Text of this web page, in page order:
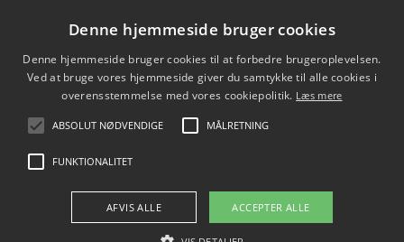
DTU Aqua - Institut for Akvatiske Ressourcer
Vejlsøvej 39
8600 Silkeborg
ffi@aqua.dtu.dk
FØLG OS PÅ
Denne hjemmeside bruger cookies
Denne hjemmeside bruger cookies til at forbedre brugeroplevelsen.
Ved at bruge vores hjemmeside giver du samtykke til alle cookies i
overensstemmelse med vores cookiepolitik. Læs mere
ABSOLUT NØDVENDIGE MÅLRETNING
FUNKTIONALITET
ACCEPTER ALLE
AFVIS ALLE